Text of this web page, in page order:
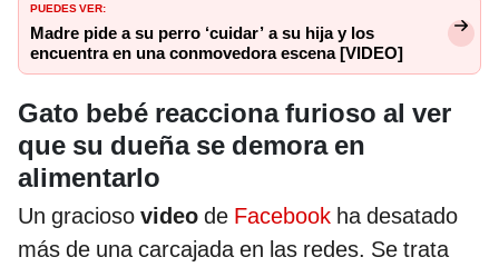
PUEDES VER:
Madre pide a su perro ‘cuidar’ a su hija y los
encuentra en una conmovedora escena [VIDEO]
Gato bebé reacciona furioso al ver
que su dueña se demora en
alimentarlo
Un gracioso video de Facebook ha desatado
más de una carcajada en las redes. Se trata